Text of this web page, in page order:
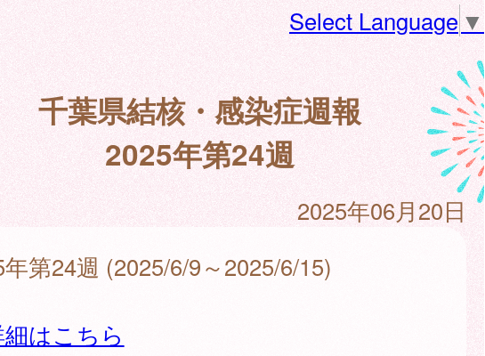
Select Language▼
千葉県結核・感染症週報
2025年第24週
2025年06月20日
第24週 (2025/6/9～2025/6/15)
はこちら